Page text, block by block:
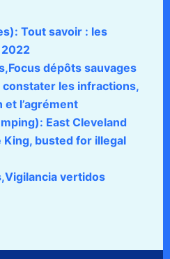
Tout savoir : les
dépôts sauvages
les infractions,
et l’agrément
East Cleveland
King, busted for illegal
vertidos